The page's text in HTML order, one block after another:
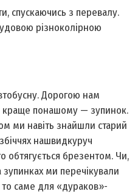
спускаючись з перевалу.
різноколірною
Дорогою нам
краще по­нашому — зупинок.
ми навіть знайшли старий
нашвидкуруч
обтягується брезентом. Чи,
ми перечікували
то саме для «дураков»­